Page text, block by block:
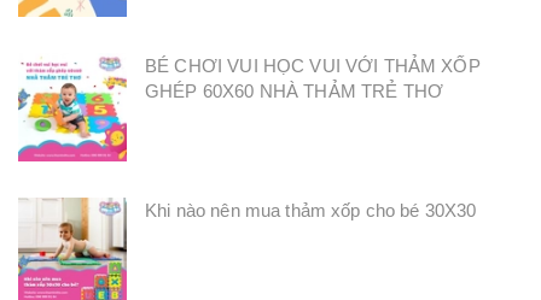
BÉ CHƠI VUI HỌC VUI VỚI THẢM XỐP
GHÉP 60X60 NHÀ THẢM TRẺ THƠ
Khi nào nên mua thảm xốp cho bé 30X30